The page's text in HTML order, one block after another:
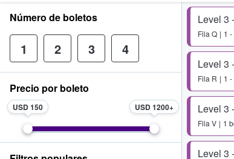
Level 3
Fila Q 1
Level 3
Fila R 1
Level 3
Fila V 1
Level 3
Número de boletos
1 2 3 4
Precio por boleto
USD 150 USD 1200